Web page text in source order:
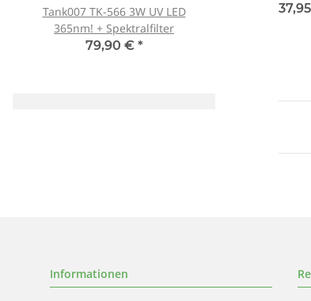
Tank007 TK-566 3W UV LED
365nm! + Spektralfilter
79,90 € *
Schutzbrille
Informationen